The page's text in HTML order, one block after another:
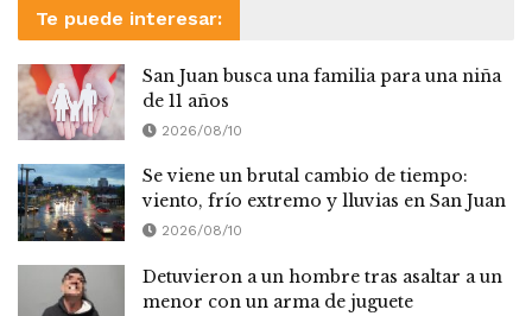
Te puede interesar:
San Juan busca una familia para una niña
de 11 años
2026/08/10
Se viene un brutal cambio de tiempo:
viento, frío extremo y lluvias en San Juan
2026/08/10
Detuvieron a un hombre tras asaltar a un
menor con un arma de juguete